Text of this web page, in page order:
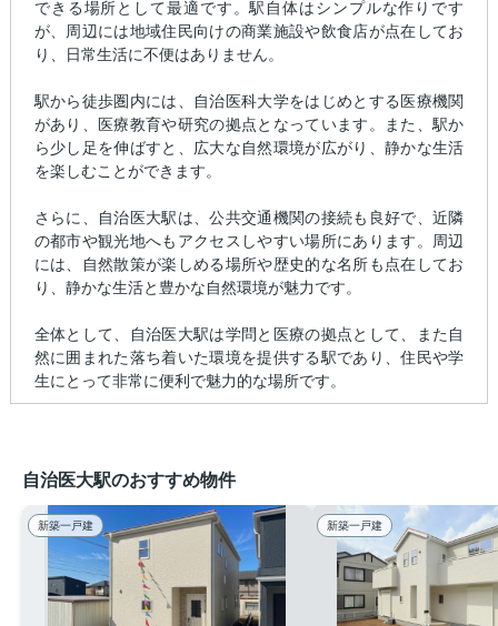
できる場所として最適です。駅自体はシンプルな作りです
が、周辺には地域住民向けの商業施設や飲食店が点在してお
り、日常生活に不便はありません。
駅から徒歩圏内には、自治医科大学をはじめとする医療機関
があり、医療教育や研究の拠点となっています。また、駅か
ら少し足を伸ばすと、広大な自然環境が広がり、静かな生活
を楽しむことができます。
さらに、自治医大駅は、公共交通機関の接続も良好で、近隣
の都市や観光地へもアクセスしやすい場所にあります。周辺
には、自然散策が楽しめる場所や歴史的な名所も点在してお
り、静かな生活と豊かな自然環境が魅力です。
全体として、自治医大駅は学問と医療の拠点として、また自
然に囲まれた落ち着いた環境を提供する駅であり、住民や学
生にとって非常に便利で魅力的な場所です。
自治医大駅のおすすめ物件
新築一戸建 新築一戸建